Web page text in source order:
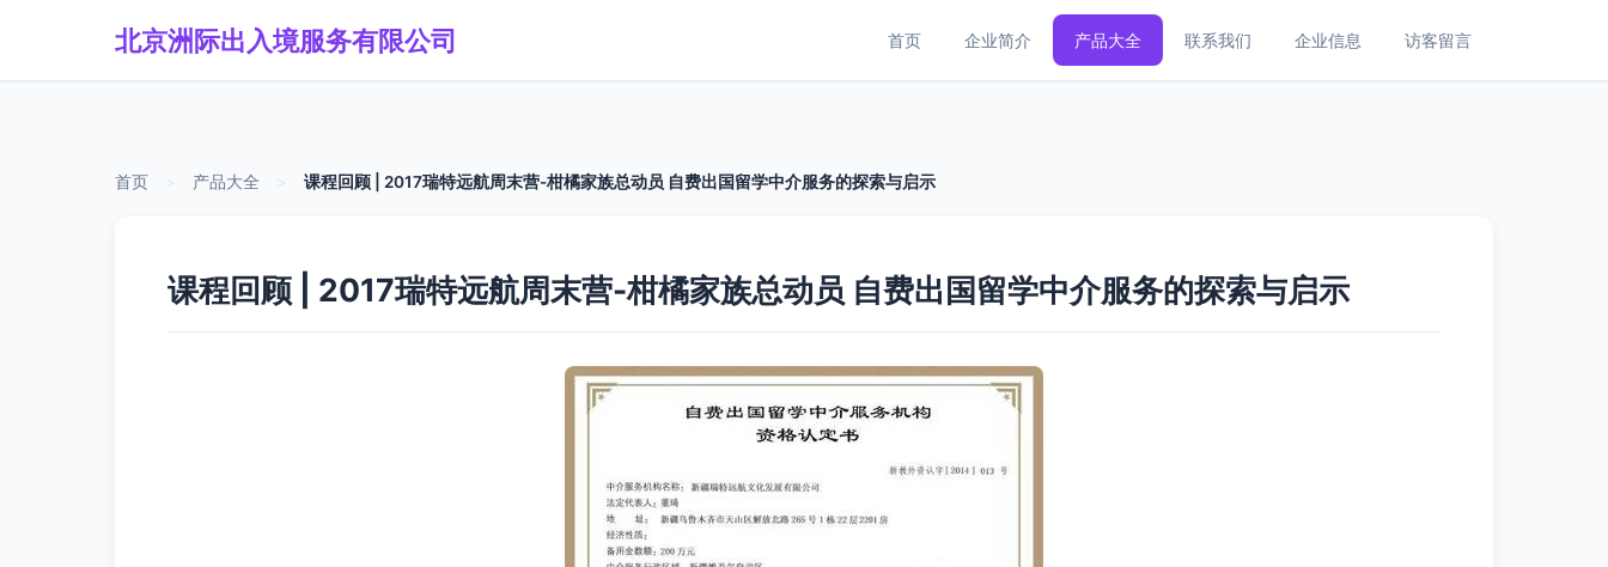
北京洲际出入境服务有限公司 首页 企业简介 产品大全 联系我们 企业信息 访客留言
首页 产品大全 课程回顾 | 2017瑞特远航周末营-柑橘家族总动员 自费出国留学中介服务的探索与启示
课程回顾 | 2017瑞特远航周末营-柑橘家族总动员 自费出国留学中介服务的探索与启示